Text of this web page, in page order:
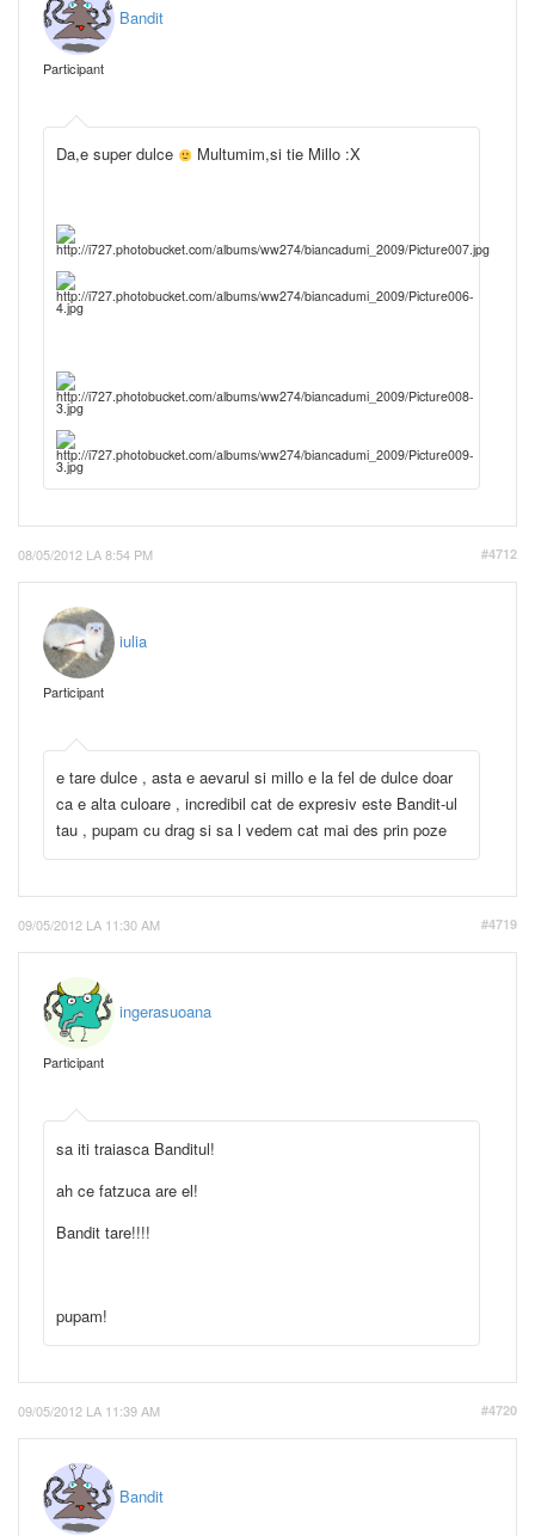
Bandit
Participant
Da,e super dulce Multumim,si tie Millo :X
08/05/2012 LA 8:54 PM #4712
iulia
Participant
e tare dulce , asta e aevarul si millo e la fel de dulce doar
ca e alta culoare , incredibil cat de expresiv este Bandit-ul
tau , pupam cu drag si sa l vedem cat mai des prin poze
09/05/2012 LA 11:30 AM #4719
ingerasuoana
Participant
sa iti traiasca Banditul!
ah ce fatzuca are el!
Bandit tare!!!!
pupam!
09/05/2012 LA 11:39 AM #4720
Bandit